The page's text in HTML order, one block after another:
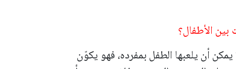
الأطفال؟
أن يلعبها الطفل بمفرده، فهو يكوّن